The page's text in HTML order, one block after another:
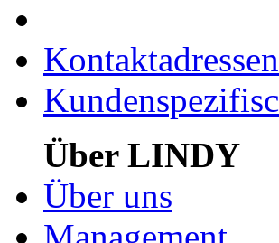
Kontaktadressen
Über LINDY
Über uns